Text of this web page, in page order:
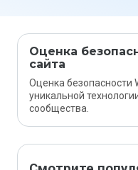
Оценка
сайта
Оценка безопасности
уникальной
сообщества.